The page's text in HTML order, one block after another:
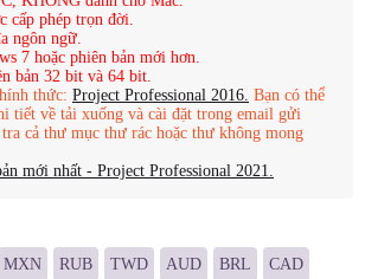
cấp phép trọn đời.
ngôn ngữ.
7 hoặc phiên bản mới hơn.
bản 32 bit và 64 bit.
thức: Project Professional 2016. Bạn có thể
tiết về tải xuống và cài đặt trong email gửi
cả thư mục thư rác hoặc thư không mong
mới nhất - Project Professional 2021.
MXN RUB TWD AUD BRL CAD